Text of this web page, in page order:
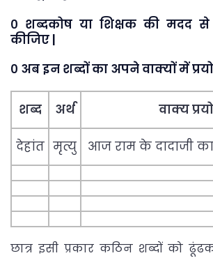
० शब्दकोष या शिक्षक की मदद
कीजिए |
० अब इन शब्दों का अपने वाक्यों में
शब्द अर्थ वाक्य
देहांत मृत्यु आज राम के दादाजी का
छात्र इसी प्रकार कठिन शब्दों को